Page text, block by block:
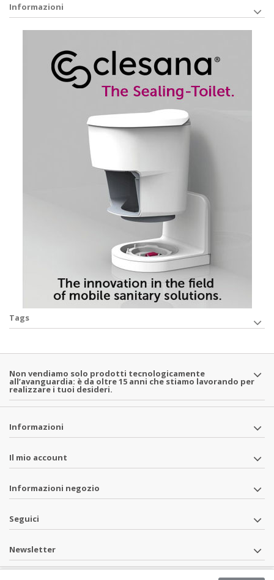
Informazioni
Tags
Non vendiamo solo prodotti tecnologicamente
all’avanguardia: è da oltre 15 anni che stiamo lavorando per
realizzare i tuoi desideri.
Informazioni
Il mio account
Informazioni negozio
Seguici
Newsletter